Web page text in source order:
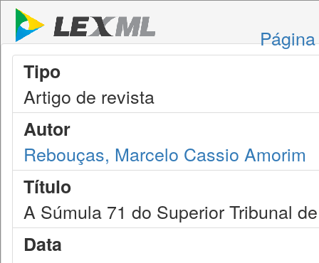
Tipo
Artigo de revista
Autor
Rebouças, Marcelo Cassio Amorim
Título
A Súmula 71 do Superior Tribunal
Data